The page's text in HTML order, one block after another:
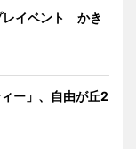
レイベント かき
ー」、自由が丘2